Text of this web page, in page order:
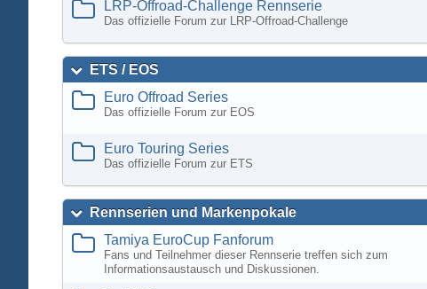
LRP-Offroad-Challenge Rennserie
Das offizielle Forum zur LRP-Offroad-Challenge
ETS / EOS
Euro Offroad Series
Das offizielle Forum zur EOS
Euro Touring Series
Das offizielle Forum zur ETS
Rennserien und Markenpokale
Tamiya EuroCup Fanforum
Fans und Teilnehmer dieser Rennserie treffen sich zum
Informationsaustausch und Diskussionen.